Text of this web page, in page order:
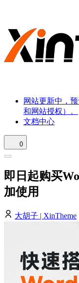
网站更新中，
和网站授权）。
文档中心
0
即日起购买
加使用
大胡子 | XinTheme